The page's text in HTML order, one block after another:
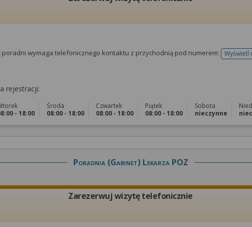
poradni wymaga telefonicznego kontaktu z przychodnią pod numerem: Wyświetl
rejestracji:
- 18:00
Środa
08:00 - 18:00
Czwartek
08:00 - 18:00
Piątek
08:00 - 18:00
Sobota
nieczynne
Poradnia (gabinet) Lekarza POZ
Zarezerwuj wizytę telefonicznie